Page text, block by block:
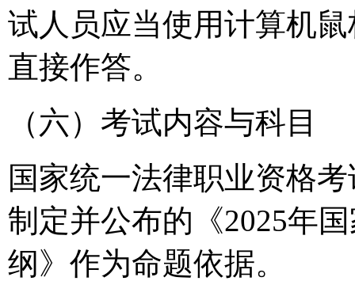
试人员应当使用计算机
直接作答。
（六）考试内容与科目
国家统一法律职业资格
制定并公布的《2025年
纲》作为命题依据。